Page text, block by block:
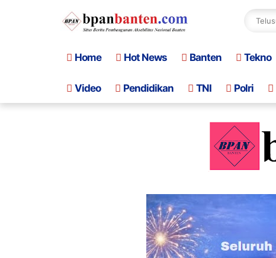
Home Hot News Banten Tekno
Video Pendidikan TNI Polri